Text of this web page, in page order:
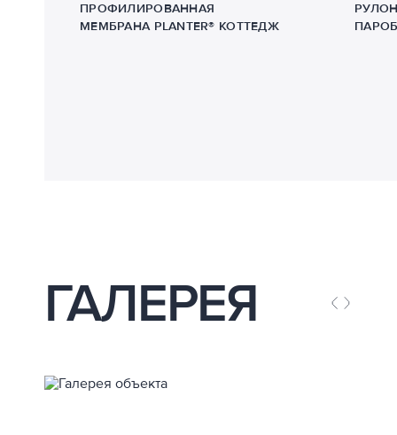
ПРОФИЛИРОВАННАЯ
МЕМБРАНА PLANTER® КОТТЕДЖ
ГАЛЕРЕЯ